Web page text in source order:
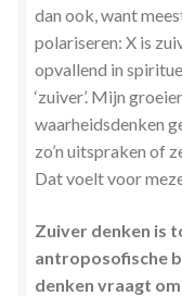
Wie ben ik
Winkel
Winkelwagen
dan ook, want
polariseren: X is
opvallend in
‘zuiver’. Mijn
waarheidsdenken
zo’n uitspraken of
Dat voelt voor
Zuiver denken is
antroposofische
denken vraagt